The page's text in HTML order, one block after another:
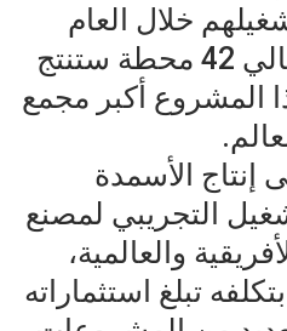
مستهدف تشغيلهم خلال العام
الحالي لإنتاج 1650 ميجا وات كمرحلة أولى من إجمالي 42 محطة ستنتج
هذا المشروع أكبر مجمع
فى إنتاج الأسمدة
التجريبي لمصنع
والعالمية،
تبلغ استثماراته